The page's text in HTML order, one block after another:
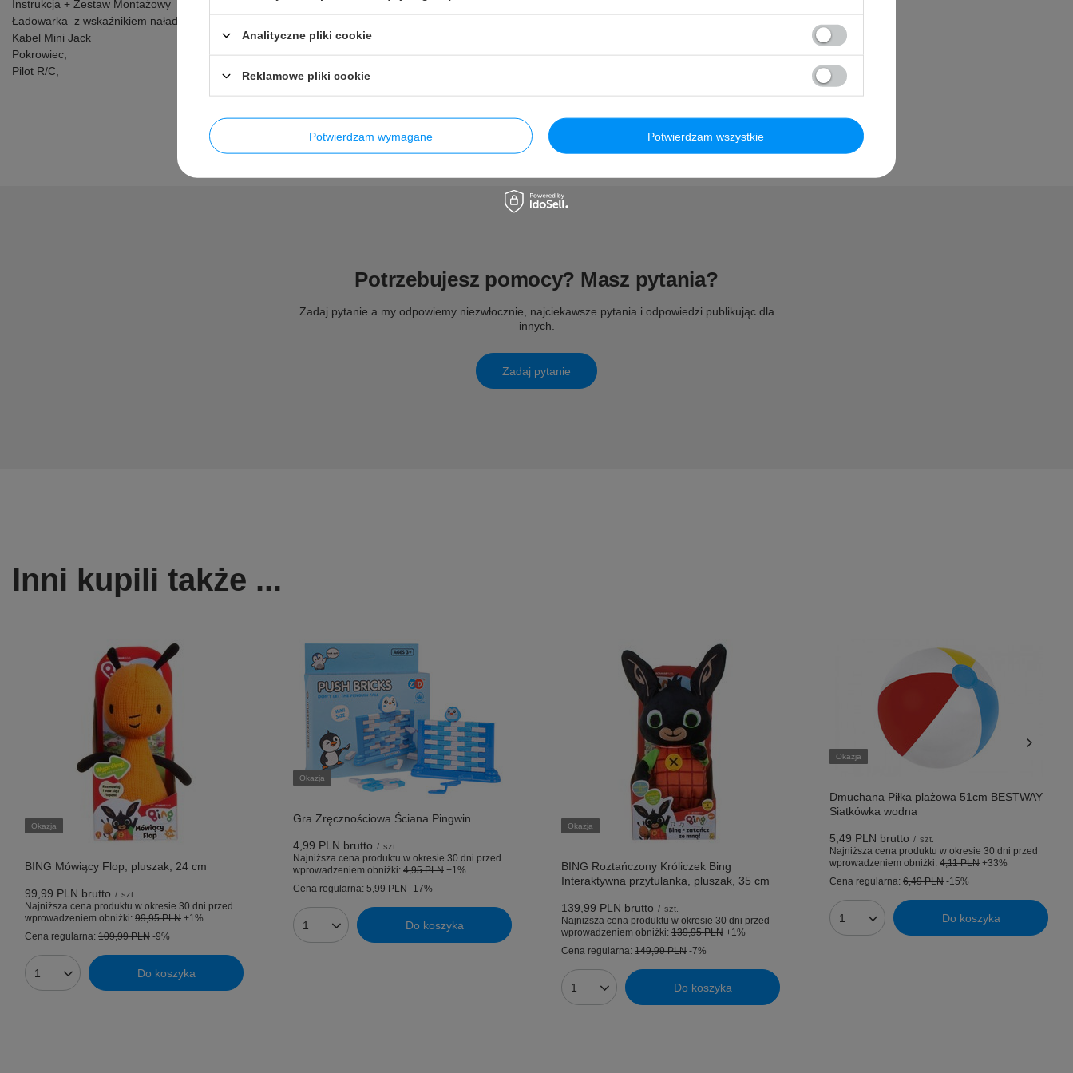
Instrukcja + Zestaw Montażowy
Ładowarka z wskaźnikiem naładowania baterii,
Kabel Mini Jack
Pokrowiec,
Pilot R/C,
Potrzebujesz pomocy? Masz pytania?
Zadaj pytanie a my odpowiemy niezwłocznie, najciekawsze pytania i odpowiedzi publikując dla
innych.
Zadaj pytanie
Inni kupili także ...
Okazja
BING Mówiący Flop, pluszak, 24 cm
99,99 PLN brutto / szt.
Najniższa cena produktu w okresie 30 dni przed
wprowadzeniem obniżki: 99,95 PLN +1%
Cena regularna: 109,99 PLN -9%
Ilość produktów Do koszyka
Okazja
Gra Zręcznościowa Ściana Pingwin
4,99 PLN brutto / szt.
Najniższa cena produktu w okresie 30 dni przed
wprowadzeniem obniżki: 4,95 PLN +1%
Cena regularna: 5,99 PLN -17%
Ilość produktów Do koszyka
Okazja
BING Roztańczony Króliczek Bing
Interaktywna przytulanka, pluszak, 35 cm
139,99 PLN brutto / szt.
Najniższa cena produktu w okresie 30 dni przed
wprowadzeniem obniżki: 139,95 PLN +1%
Cena regularna: 149,99 PLN -7%
Ilość produktów Do koszyka
Okazja
Dmuchana Piłka plażowa 51cm BESTWAY
Siatkówka wodna
5,49 PLN brutto / szt.
Najniższa cena produktu w okresie 30 dni przed
wprowadzeniem obniżki: 4,11 PLN +33%
Cena regularna: 6,49 PLN -15%
Ilość produktów Do koszyka
Analityczne pliki cookie
Reklamowe pliki cookie
Potwierdzam wymagane Potwierdzam wszystkie